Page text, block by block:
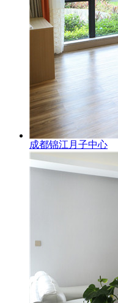
成都锦江月子中心